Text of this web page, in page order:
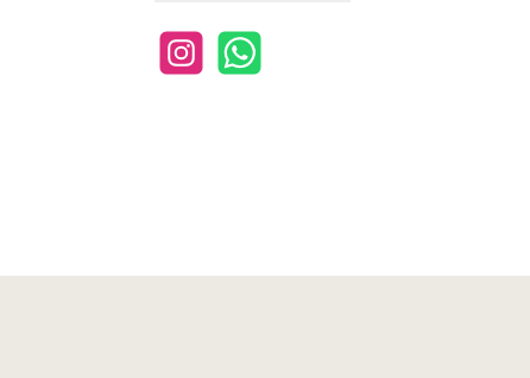
InstagramWhatsApp